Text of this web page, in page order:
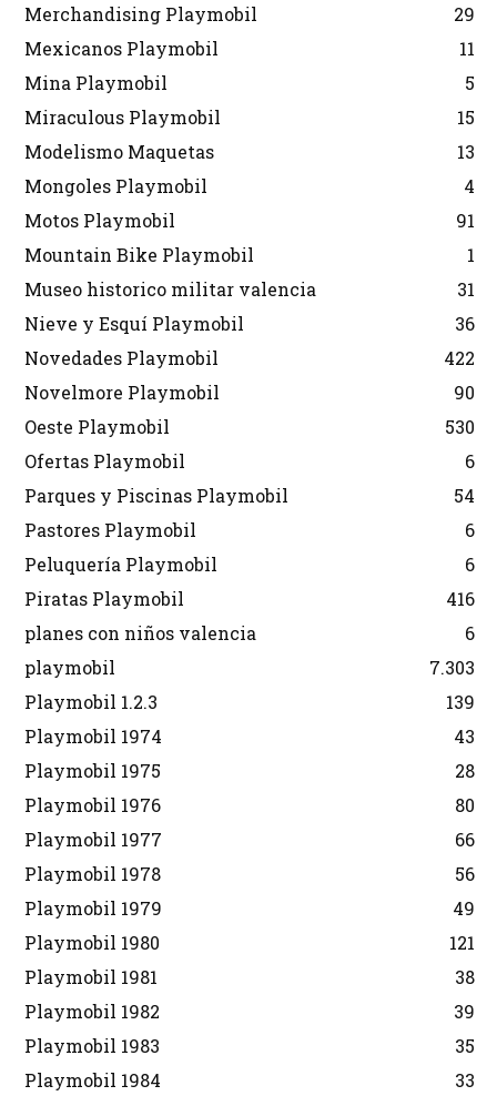
Merchandising Playmobil
29
Mexicanos Playmobil
11
Mina Playmobil
5
Miraculous Playmobil
15
Modelismo Maquetas
13
Mongoles Playmobil
4
Motos Playmobil
91
Mountain Bike Playmobil
1
Museo historico militar valencia
31
Nieve y Esquí Playmobil
36
Novedades Playmobil
422
Novelmore Playmobil
90
Oeste Playmobil
530
Ofertas Playmobil
6
Parques y Piscinas Playmobil
54
Pastores Playmobil
6
Peluquería Playmobil
6
Piratas Playmobil
416
planes con niños valencia
6
playmobil
7.303
Playmobil 1.2.3
139
Playmobil 1974
43
Playmobil 1975
28
Playmobil 1976
80
Playmobil 1977
66
Playmobil 1978
56
Playmobil 1979
49
Playmobil 1980
121
Playmobil 1981
38
Playmobil 1982
39
Playmobil 1983
35
Playmobil 1984
33